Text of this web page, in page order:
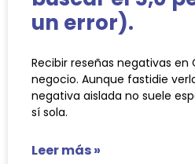
un error).
Recibir reseñas negativas en
negocio. Aunque fastidie
negativa aislada no suele
sí sola.
Leer más »